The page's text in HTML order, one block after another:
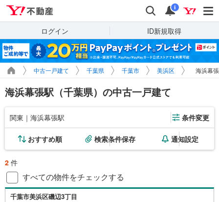
検索 通知
i
ログイン ID新規取得
中古一戸建て 千葉県 千葉市 美浜区 海浜幕
海浜幕張駅（千葉県）の中古一戸建て
関東｜海浜幕張駅 条件変更
おすすめ順 検索条件保存 通知設定
2 件
すべての物件をチェックする
千葉市美浜区磯辺3丁目